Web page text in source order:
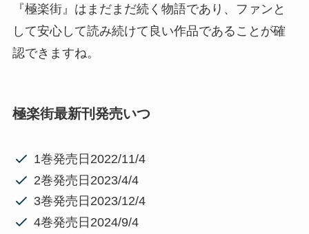
『極楽街』はまだまだ続く物語であり、ファンと
して安心して読み続けて良い作品であることが確
認できますね。
極楽街最新刊発売いつ
1巻発売日2022/11/4
2巻発売日2023/4/4
3巻発売日2023/12/4
4巻発売日2024/9/4